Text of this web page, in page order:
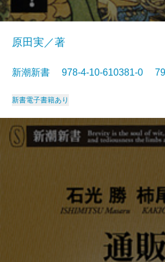
原田実／著
新潮新書 978-4-10-610381-0
新書電子書籍あり